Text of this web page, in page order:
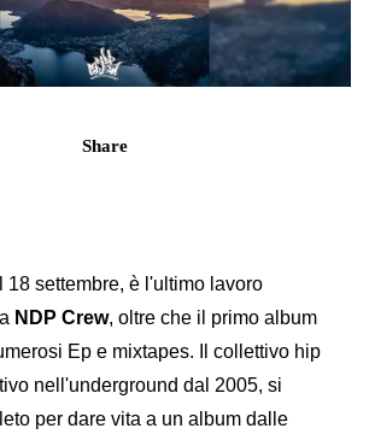
Share
18 settembre, è l'ultimo lavoro
NDP Crew, oltre che il primo album
Ep e mixtapes. Il collettivo hip
nell'underground dal 2005, si
per dare vita a un album dalle